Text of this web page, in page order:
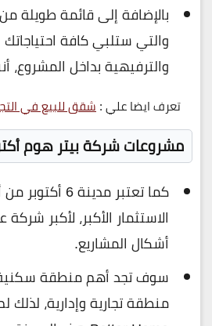
بالإضافة إلى قائمة طويلة
والتي ستلبي كافة احتياجاتك
والترفيهية بداخل المشروع،
تعرف ايضا علي :شقق للبيع في
مشروعات شركة بيتر هوم
كما تعتبر مدينة
الاستثمار الأكبر، لأكبر
أشكال المشاريع.
سوف تجد أهم منطقة
منطقة تجارية وإدارية،